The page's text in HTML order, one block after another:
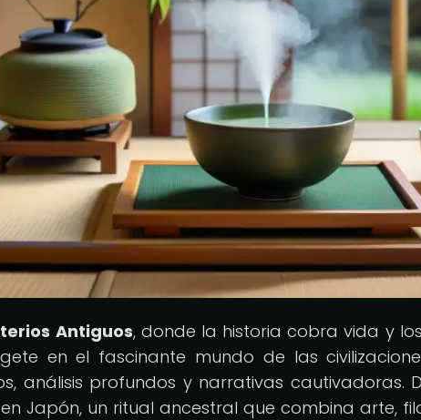
Antiguos, donde la historia cobra vida y
en el fascinante mundo de las
análisis profundos y narrativas cautivadoras.
Japón, un ritual ancestral que combina arte,